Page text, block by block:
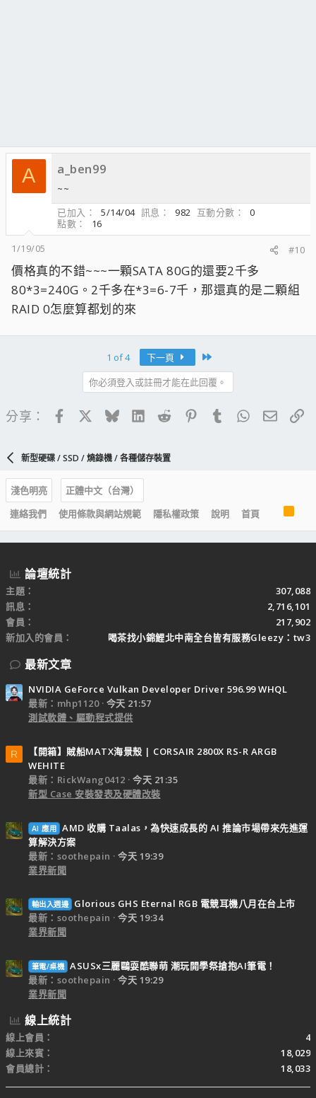
A a_ben99
~~
已加入
5/14/04 訊息 982 互動分數
0
點數
16
1/19/05
#10
價格真的不錯~~~一顆SATA 80G的還要2千多
80*3=240G。2千多在*3=6-7千，那還真的是二顆組
RAID 0怎麼算都划的來
1 of 4 下一頁
你必須登入或註冊才能在此回覆。
分享： FacebookBlueskyLinkedIn
Reddit PinterestTumblrWhatsApp
電子
新型硬碟 / SSD / 燒錄機 / 各種儲存裝置
淺色明亮
正體中文（台灣）
連絡我們
使用條款與網站規範 隱私權政策 說明 首頁
R
S
S
論壇統計
主題
307,088
訊息
2,716,101
會員
217,902
新加入的會員
喝茶找小錦鯉北中南全台皆有服務Gleezy：tw3
最新文章
NVIDIA GeForce Vulkan Developer Driver 596.99 WHQL
最新：mhp1120
今天 21:57
測試軟體、驅動程式提供
R
【開箱】賊船MATX海景殼 | CORSAIR 2800X RS-R ARGB
WEHITE
最新：RickWang0412
今天 21:35
新型 Case 安裝發表及硬體改裝
AI 應用 AMD 收購 Taalas，為快速成長的 AI 推論市場帶來先進運
算解決方案
最新：soothepain
今天 19:39
業界新聞
輸出入週邊
Glorious GHS Eternal RGB 電競耳機八月在台上市
最新：soothepain
今天 19:34
業界新聞
筆電/桌機 ASUSx三麗鷗耍酷聯萌 潮玩開學祭搶抱AI筆電！
最新：soothepain
今天 19:29
業界新聞
線上統計
線上會員
4
線上來賓
18,029
會員總計
18,033